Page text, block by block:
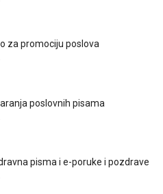
za promociju poslova
poslovnih pisama
pisma i e-poruke i pozdrave